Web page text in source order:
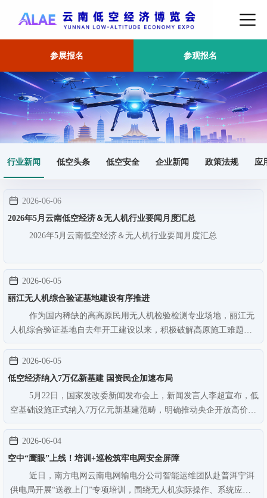
参展报名 参观报名
行业新闻 低空头条 低空安全 企业新闻 政策法规 应
首页 行业新闻
2026-06-06
2026年5月云南低空经济＆无人机行业要闻月度汇总
2026年5月云南低空经济＆无人机行业要闻月度汇总
2026-06-05
丽江无人机综合验证基地建设有序推进
作为国内稀缺的高高原民用无人机检验检测专业场地，丽江无
人机综合验证基地自去年开工建设以来，积极破解高原施工难题，
全力推进项目建设。当前，施工团队正抢抓晴好天气，高效组织作
业，确保工程按节点规范有序推进。丽江无人机综合验证基地各项
建设有序推进。 通讯员 罗…
2026-06-05
低空经济纳入7万亿新基建 国资民企加速布局
5月22日，国家发改委新闻发布会上，新闻发言人李超宣布，低
空基础设施正式纳入7万亿元新基建范畴，明确推动央企开放高价值
应用场景，能源、交通等核心资源向民企敞开。 政策落地后，国资
与民企迅速响应。5月24日，能源央企召开专题会，要求一周内对接
各省市低空基建规划；…
2026-06-04
空中“鹰眼”上线！培训+巡检筑牢电网安全屏障
近日，南方电网云南电网输电分公司智能运维团队赴普洱宁洱
供电局开展“送教上门”专项培训，围绕无人机实际操作、系统应用